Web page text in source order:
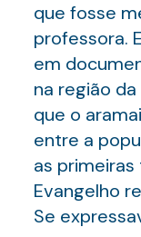
que fosse
professora.
em
na região
que o
entre a
as
Evangelho
Se